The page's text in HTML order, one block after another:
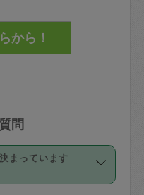
問
まっています